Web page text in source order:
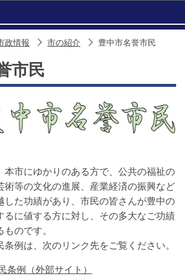
政情報 市の紹介 豊中市名誉市民
市民
市にゆかりのある方で、公共の福祉の
術等の文化の進展、産業経済の振興など
した功績があり、市民の皆さんが豊中の
るに値する方に対し、その多大なご功績
のです。
例は、次のリンク先をご覧ください。
条例（外部サイト）